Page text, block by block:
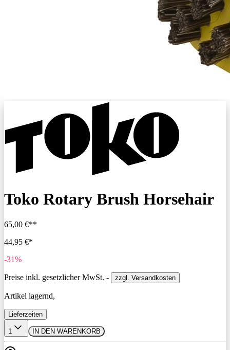
Toko Rotary Brush Horsehair
65,00 €**
44,95 €*
-31%
Preise inkl. gesetzlicher MwSt. - zzgl. Versandkosten
Artikel lagernd,
Lieferzeiten
1 IN DEN WARENKORB